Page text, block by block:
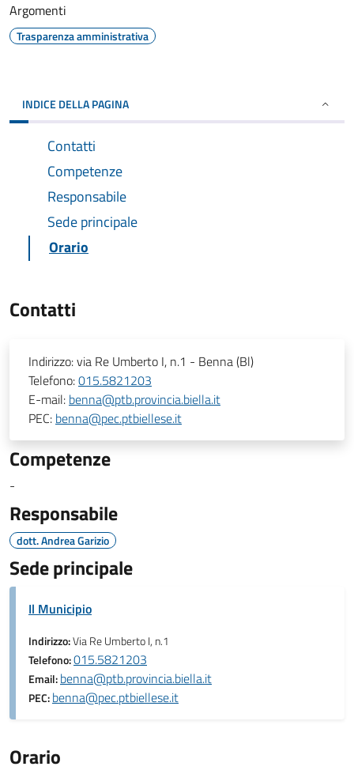
Argomenti
Trasparenza amministrativa
INDICE DELLA PAGINA
Contatti
Competenze
Responsabile
Sede principale
Orario
Contatti
Indirizzo:via Re Umberto I, n.1 - Benna (Bl)
Telefono:015.5821203
E-mail: benna@ptb.provincia.biella.it
PEC: benna@pec.ptbiellese.it
Competenze
-
Responsabile
dott. Andrea Garizio
Sede principale
Il Municipio
Indirizzo:Via Re Umberto I, n.1
Telefono:015.5821203
Email:benna@ptb.provincia.biella.it
PEC:benna@pec.ptbiellese.it
Orario